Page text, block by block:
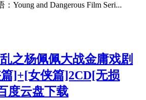
Young and Dangerous Film Seri...
之杨佩佩大战金庸戏剧
]+[女侠篇]2CD[无损
度云盘下载